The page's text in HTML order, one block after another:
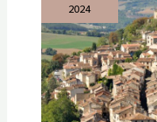
2024